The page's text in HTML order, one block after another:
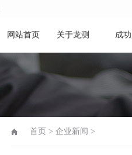
网站首页 关于龙测 成
首页 > 企业新闻 >